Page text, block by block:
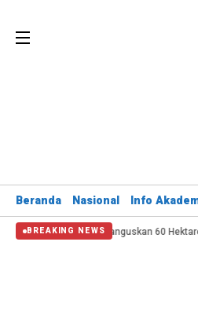
Beranda Nasional Info
BREAKING NEWS
Bromo Hanguskan 60 Hektare,